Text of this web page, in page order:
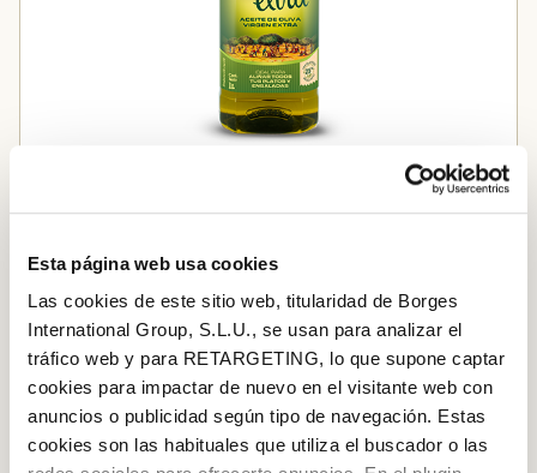
Esta página web usa cookies
Las cookies de este sitio web, titularidad de Borges
International Group, S.L.U., se usan para analizar el
tráfico web y para RETARGETING, lo que supone captar
cookies para impactar de nuevo en el visitante web con
anuncios o publicidad según tipo de navegación. Estas
cookies son las habituales que utiliza el buscador o las
Afegir a la cistella
PAS A PAS
Pas 1
En un recipient barregem amb un batedor de varetes